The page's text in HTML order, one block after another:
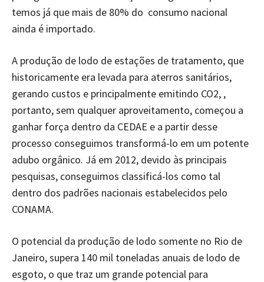
temos já que mais de 80% do consumo nacional
ainda é importado.
A produção de lodo de estações de tratamento, que
historicamente era levada para aterros sanitários,
gerando custos e principalmente emitindo CO2, ,
portanto, sem qualquer aproveitamento, começou a
ganhar força dentro da CEDAE e a partir desse
processo conseguimos transformá-lo em um potente
adubo orgânico. Já em 2012, devido às principais
pesquisas, conseguimos classificá-los como tal
dentro dos padrões nacionais estabelecidos pelo
CONAMA.
O potencial da produção de lodo somente no Rio de
Janeiro, supera 140 mil toneladas anuais de lodo de
esgoto, o que traz um grande potencial para